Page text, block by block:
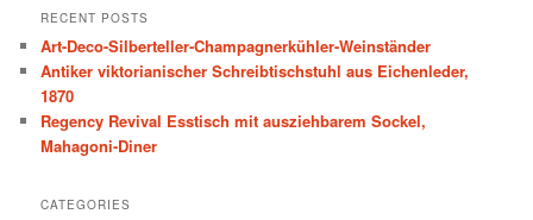
r
h
RECENT POSTS
Art-Deco-Silberteller-Champagnerkühler-Weinständer
Antiker viktorianischer Schreibtischstuhl aus Eichenleder,
1870
Regency Revival Esstisch mit ausziehbarem Sockel,
Mahagoni-Diner
CATEGORIES